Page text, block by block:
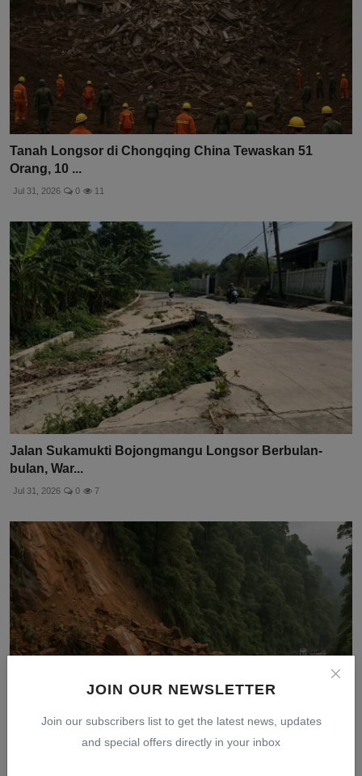
JOIN OUR NEWSLETTER
Join our subscribers list to get the latest news, updates
and special offers directly in your inbox
Tanah Longsor di Chongqing China Tewaskan 51
Orang, 10 ...
Jul 31, 2026 0 11
Jalan Sukamukti Bojongmangu Longsor Berbulan-
bulan, War...
Jul 31, 2026 0 7
Longsor Tebing di Lembah Anai: Jalur Padang-